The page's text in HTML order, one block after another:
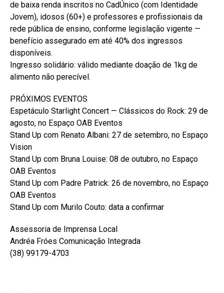
de baixa renda inscritos no CadÚnico (com Identidade
Jovem), idosos (60+) e professores e profissionais da
rede pública de ensino, conforme legislação vigente —
benefício assegurado em até 40% dos ingressos
disponíveis.
Ingresso solidário: válido mediante doação de 1kg de
alimento não perecível.
PRÓXIMOS EVENTOS
Espetáculo Starlight Concert — Clássicos do Rock: 29 de
agosto, no Espaço OAB Eventos
Stand Up com Renato Albani: 27 de setembro, no Espaço
Vision
Stand Up com Bruna Louise: 08 de outubro, no Espaço
OAB Eventos
Stand Up com Padre Patrick: 26 de novembro, no Espaço
OAB Eventos
Stand Up com Murilo Couto: data a confirmar
Assessoria de Imprensa Local
Andréa Fróes Comunicação Integrada
(38) 99179-4703